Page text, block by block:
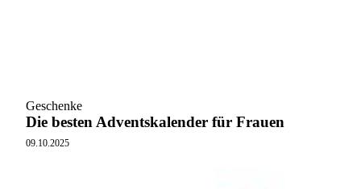
Geschenke
Die besten Adventskalender für Frauen
09.10.2025